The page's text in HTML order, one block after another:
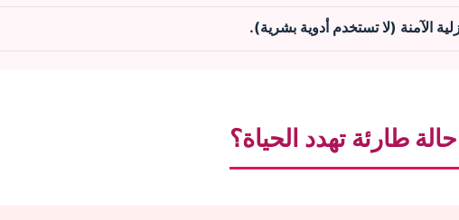
الآمنة (لا تستخدم أدوية بشرية).
طارئة تهدد الحياة؟